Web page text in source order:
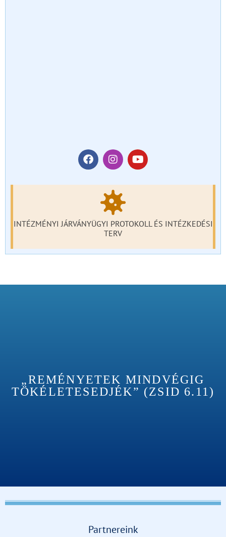
INTÉZMÉNYI JÁRVÁNYÜGYI PROTOKOLL ÉS INTÉZKEDÉSI
TERV
„REMÉNYETEK MINDVÉGIG
TÖKÉLETESEDJÉK” (ZSID 6.11)
Partnereink